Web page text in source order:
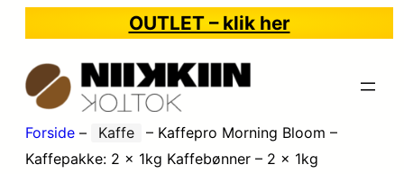
OUTLET – klik her
Forside – Kaffe – Kaffepro Morning Bloom –
Kaffepakke: 2 x 1kg Kaffebønner – 2 x 1kg